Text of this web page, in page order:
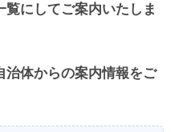
にしてご案内いたしま
治体からの案内情報をご